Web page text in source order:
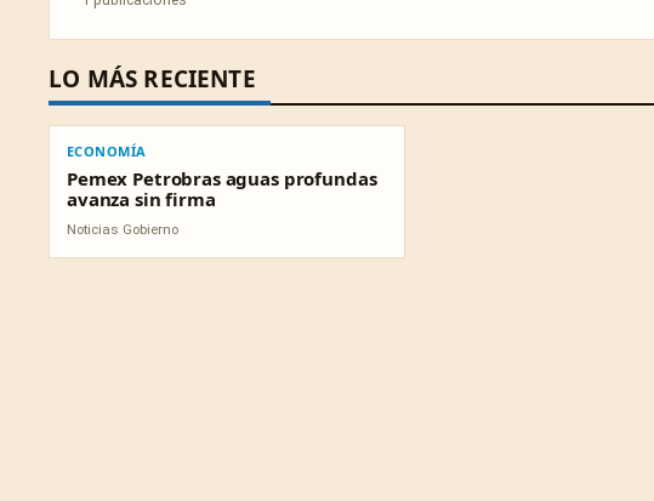
LO MÁS RECIENTE
ECONOMÍA
Pemex Petrobras aguas profundas
avanza sin firma
Noticias Gobierno